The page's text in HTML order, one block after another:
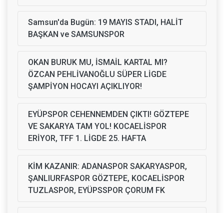
Samsun'da Bugün: 19 MAYIS STADI, HALİT
BAŞKAN ve SAMSUNSPOR
OKAN BURUK MU, İSMAİL KARTAL MI?
ÖZCAN PEHLİVANOĞLU SÜPER LİGDE
ŞAMPİYON HOCAYI AÇIKLIYOR!
EYÜPSPOR CEHENNEMDEN ÇIKTI! GÖZTEPE
VE SAKARYA TAM YOL! KOCAELİSPOR
ERİYOR, TFF 1. LİGDE 25. HAFTA
KİM KAZANIR: ADANASPOR SAKARYASPOR,
ŞANLIURFASPOR GÖZTEPE, KOCAELİSPOR
TUZLASPOR, EYÜPSSPOR ÇORUM FK